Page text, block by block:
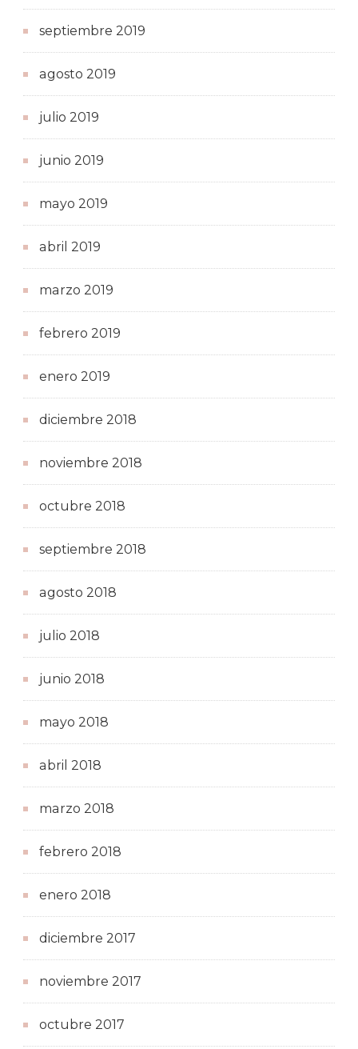
septiembre 2019
agosto 2019
julio 2019
junio 2019
mayo 2019
abril 2019
marzo 2019
febrero 2019
enero 2019
diciembre 2018
noviembre 2018
octubre 2018
septiembre 2018
agosto 2018
julio 2018
junio 2018
mayo 2018
abril 2018
marzo 2018
febrero 2018
enero 2018
diciembre 2017
noviembre 2017
octubre 2017